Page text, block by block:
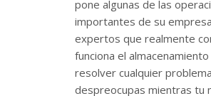
pone algunas de las
importantes de su
expertos que realmente
funciona el
resolver cualquier
despreocupas mientras tu